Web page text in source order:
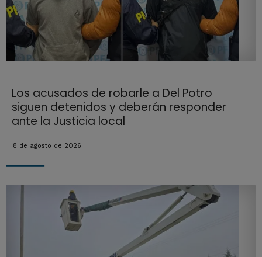
Los acusados de robarle a Del Potro
siguen detenidos y deberán responder
ante la Justicia local
8 de agosto de 2026